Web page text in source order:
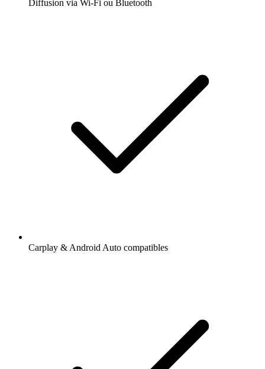
Diffusion via Wi-Fi ou Bluetooth
Carplay & Android Auto compatibles